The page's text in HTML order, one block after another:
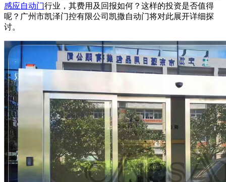
感应自动门行业，其费用及回报如何？这样的投资是否值得
呢？广州市凯泽门控有限公司凯撒自动门将对此展开详细探
讨。